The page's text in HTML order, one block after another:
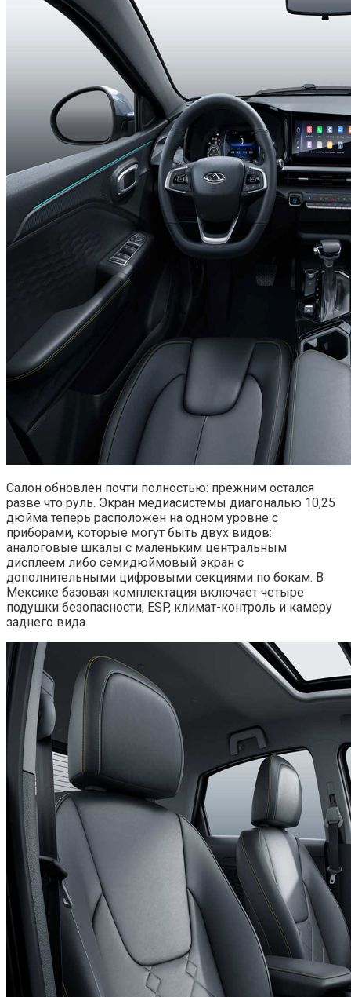
Салон обновлен почти полностью: прежним остался
разве что руль. Экран медиасистемы диагональю 10,25
дюйма теперь расположен на одном уровне с
приборами, которые могут быть двух видов:
аналоговые шкалы с маленьким центральным
дисплеем либо семидюймовый экран с
дополнительными цифровыми секциями по бокам. В
Мексике базовая комплектация включает четыре
подушки безопасности, ESP, климат-контроль и камеру
заднего вида.